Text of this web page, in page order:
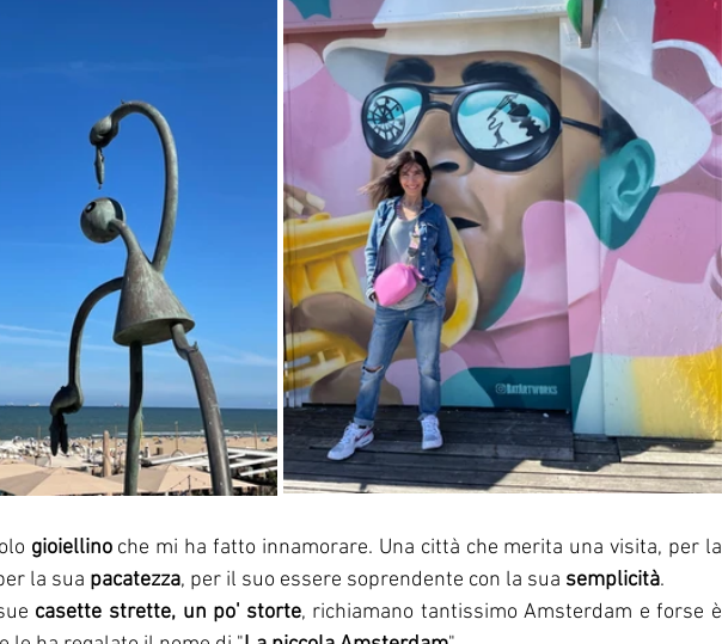
gioiellino che mi ha fatto innamorare. Una città che merita una visita, per la
la sua pacatezza, per il suo essere soprendente con la sua semplicità.
casette strette, un po' storte, richiamano tantissimo Amsterdam e forse è